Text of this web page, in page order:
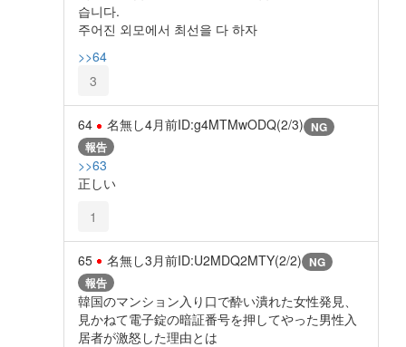
습니다.
주어진 외모에서 최선을 다 하자
>>64
3
64 名無し4月前ID:g4MTMwODQ(2/3) NG
報告
>>63
正しい
1
65 名無し3月前ID:U2MDQ2MTY(2/2) NG
報告
韓国のマンション入り口で酔い潰れた女性発見、
見かねて電子錠の暗証番号を押してやった男性入
居者が激怒した理由とは